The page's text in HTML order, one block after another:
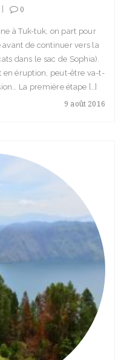
0
9 août 2016
à Tuk-tuk, on part pour
avant de continuer vers la
dans le sac de Sophia).
en éruption, peut-être va-t-
La première étape […]